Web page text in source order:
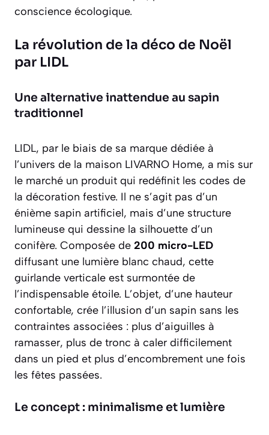
conscience écologique.
La révolution de la déco de Noël
par LIDL
Une alternative inattendue au sapin
traditionnel
LIDL, par le biais de sa marque dédiée à
l’univers de la maison LIVARNO Home, a mis sur
le marché un produit qui redéfinit les codes de
la décoration festive. Il ne s’agit pas d’un
énième sapin artificiel, mais d’une structure
lumineuse qui dessine la silhouette d’un
conifère. Composée de 200 micro-LED
diffusant une lumière blanc chaud, cette
guirlande verticale est surmontée de
l’indispensable étoile. L’objet, d’une hauteur
confortable, crée l’illusion d’un sapin sans les
contraintes associées : plus d’aiguilles à
ramasser, plus de tronc à caler difficilement
dans un pied et plus d’encombrement une fois
les fêtes passées.
Le concept : minimalisme et lumière